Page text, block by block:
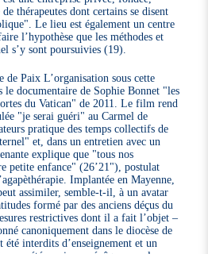
thérapeutes dont certains se disent
Le lieu est également un centre
l’hypothèse que les méthodes et
s’y sont poursuivies (19).
Paix L’organisation sous cette
le documentaire de Sophie Bonnet "les
du Vatican" de 2011. Le film rend
"je serai guéri" au Carmel de
pratique des temps collectifs de
et, dans un entretien avec un
explique que "tous nos
petite enfance" (26’21"), postulat
Implantée en Mayenne,
assimiler, semble-t-il, à un avatar
formé par des anciens déçus du
restrictives dont il a fait l’objet –
canoniquement dans le diocèse de
été interdits d’enseignement et un